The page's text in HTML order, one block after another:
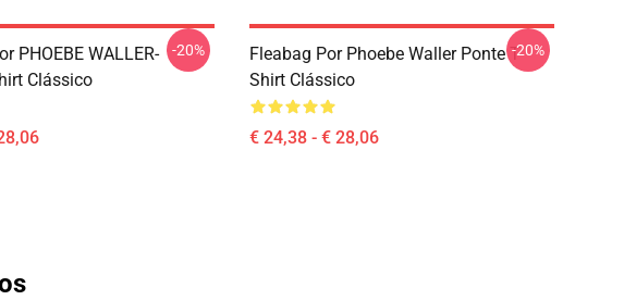
PHOEBE WALLER-
Clássico
-20%
Fleabag Por Phoebe Waller Ponte T-
Shirt Clássico
€ 24,38 - € 28,06
-20%